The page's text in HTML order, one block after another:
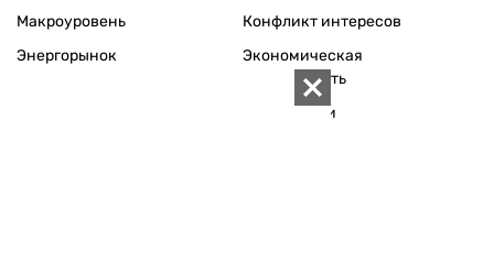
Макроуровень
Энергорынок
Конфликт интересов
Экономическая
безопасность
Персоналии